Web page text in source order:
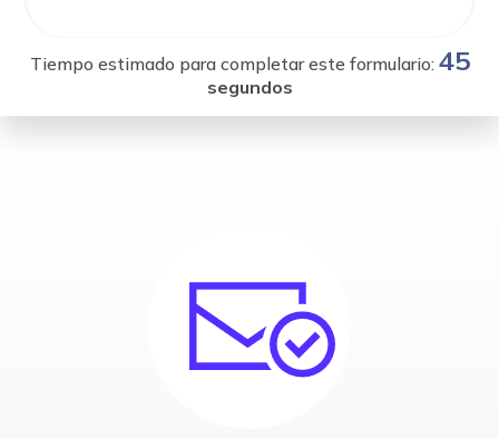
Tiempo estimado para completar este formulario: 45
segundos